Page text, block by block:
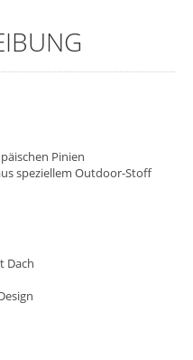
Pinien
speziellem Outdoor-Stoff
Dach